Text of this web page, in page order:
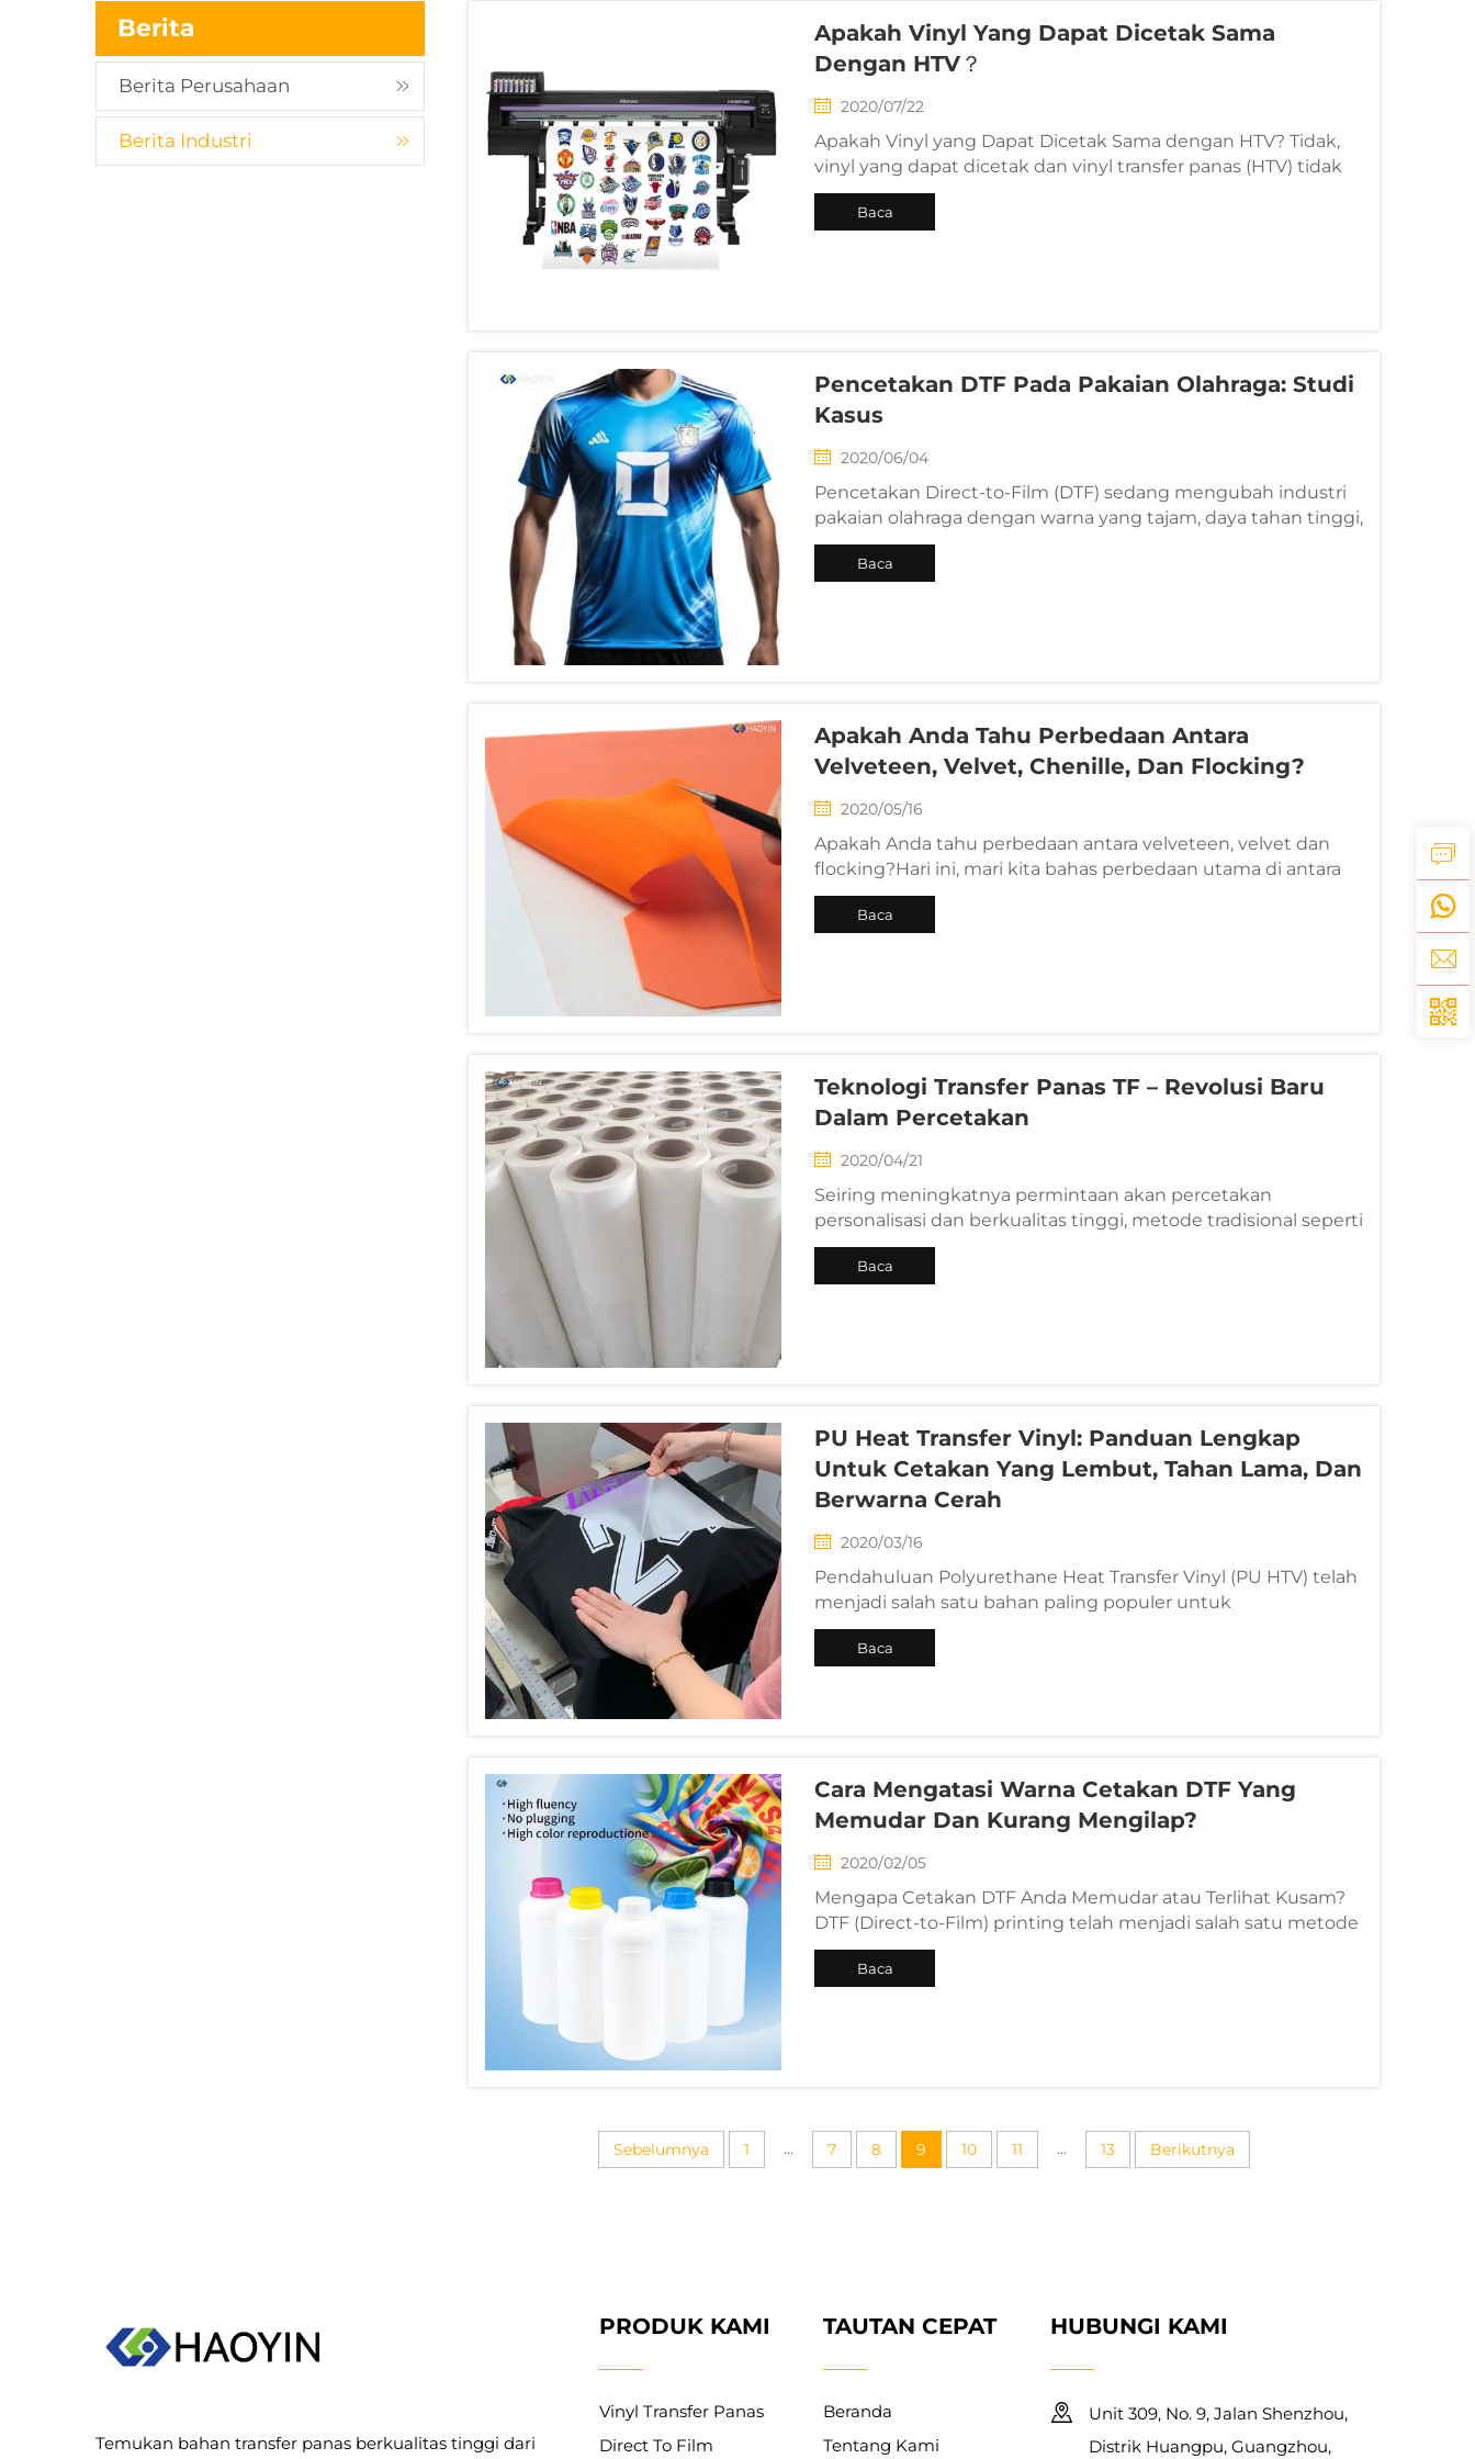
Berita
Berita Perusahaan
Berita Industri
Apakah Vinyl Yang Dapat Dicetak Sama
Dengan HTV？
2020/07/22
Apakah Vinyl yang Dapat Dicetak Sama dengan HTV? Tidak,
vinyl yang dapat dicetak dan vinyl transfer panas (HTV) tidak
sama—keduanya memiliki fungsi berbeda dalam kerajinan
dan pencetakan. Perbedaan Utama Fitur Printable Vinyl Heat
Baca
Pencetakan DTF Pada Pakaian Olahraga: Studi
Kasus
2020/06/04
Pencetakan Direct-to-Film (DTF) sedang mengubah industri
pakaian olahraga dengan warna yang tajam, daya tahan tinggi,
dan kustomisasi yang hemat biaya. Baik Anda membuat
jersey olahraga custom, seragam tim, atau pakaian kebugaran,
Baca
Apakah Anda Tahu Perbedaan Antara
Velveteen, Velvet, Chenille, Dan Flocking?
2020/05/16
Apakah Anda tahu perbedaan antara velveteen, velvet dan
flocking?Hari ini, mari kita bahas perbedaan utama di antara
keduanya! 1. Proses Flocking: Serat pendek (misalnya katun,
poliester, nilon) direkatkan secara vertikal ke kain dasar
Baca
Teknologi Transfer Panas TF – Revolusi Baru
Dalam Percetakan
2020/04/21
Seiring meningkatnya permintaan akan percetakan
personalisasi dan berkualitas tinggi, metode tradisional seperti
sablon dan sublimasi kini tidak lagi cukup untuk memenuhi
kebutuhan akan warna yang cerah, tekstur lembut, jumlah
Baca
PU Heat Transfer Vinyl: Panduan Lengkap
Untuk Cetakan Yang Lembut, Tahan Lama, Dan
Berwarna Cerah
2020/03/16
Pendahuluan Polyurethane Heat Transfer Vinyl (PU HTV) telah
menjadi salah satu bahan paling populer untuk
mempercantik pakaian, aksesori, dan produk promosi. Dikenal
karena teksturnya yang lembut, elastisitas tinggi, dan daya
Baca
Cara Mengatasi Warna Cetakan DTF Yang
Memudar Dan Kurang Mengilap?
2020/02/05
Mengapa Cetakan DTF Anda Memudar atau Terlihat Kusam?
DTF (Direct-to-Film) printing telah menjadi salah satu metode
cetak tekstil paling populer berkat fleksibilitasnya, hasil warna
yang tajam, dan daya tahan yang tinggi. Namun, beberapa
Baca
Sebelumnya 1 ... 7 8 9 10 11 ... 13 Berikutnya
Temukan bahan transfer panas berkualitas tinggi dari
PRODUK KAMI
Vinyl Transfer Panas
Direct To Film
TAUTAN CEPAT
Beranda
Tentang Kami
HUBUNGI KAMI
Unit 309, No. 9, Jalan Shenzhou,
Distrik Huangpu, Guangzhou,